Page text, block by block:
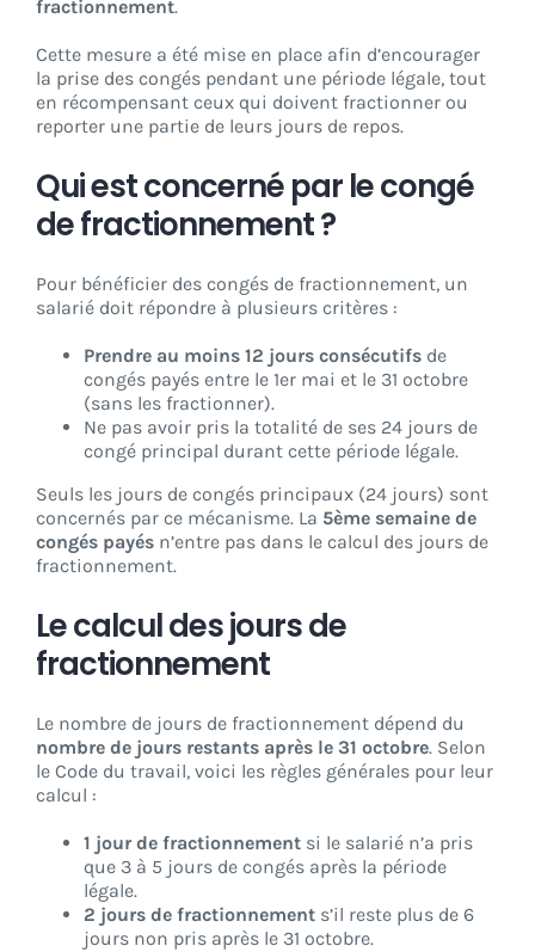
fractionnement.
Cette mesure a été mise en place afin d’encourager
la prise des congés pendant une période légale, tout
en récompensant ceux qui doivent fractionner ou
reporter une partie de leurs jours de repos.
Qui est concerné par le congé
de fractionnement ?
Pour bénéficier des congés de fractionnement, un
salarié doit répondre à plusieurs critères :
Prendre au moins 12 jours consécutifs de
congés payés entre le 1er mai et le 31 octobre
(sans les fractionner).
Ne pas avoir pris la totalité de ses 24 jours de
congé principal durant cette période légale.
Seuls les jours de congés principaux (24 jours) sont
concernés par ce mécanisme. La 5ème semaine de
congés payés n’entre pas dans le calcul des jours de
fractionnement.
Le calcul des jours de
fractionnement
Le nombre de jours de fractionnement dépend du
nombre de jours restants après le 31 octobre. Selon
le Code du travail, voici les règles générales pour leur
calcul :
1 jour de fractionnement si le salarié n’a pris
que 3 à 5 jours de congés après la période
légale.
2 jours de fractionnement s’il reste plus de 6
jours non pris après le 31 octobre.